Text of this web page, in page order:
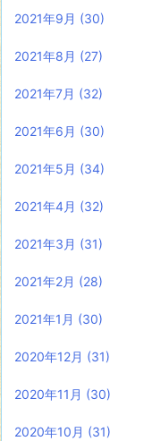
2021年9月 (30)
2021年8月 (27)
2021年7月 (32)
2021年6月 (30)
2021年5月 (34)
2021年4月 (32)
2021年3月 (31)
2021年2月 (28)
2021年1月 (30)
2020年12月 (31)
2020年11月 (30)
2020年10月 (31)